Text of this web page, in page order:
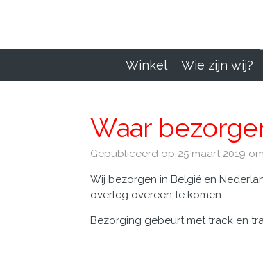
Winkel Wie zijn wij?
Waar
Gepubliceerd op 25 maart 2019
Wij bezorgen in België en
overleg overeen te komen.
Bezorging gebeurt met track en